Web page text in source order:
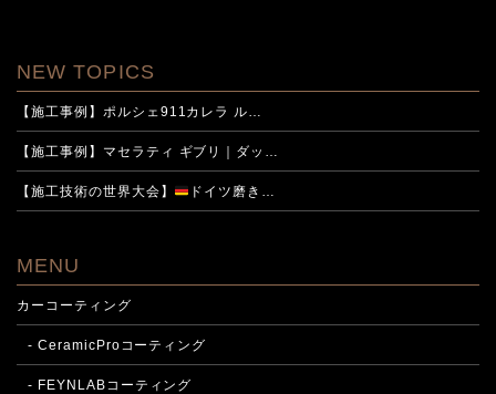
NEW TOPICS
【施工事例】ポルシェ911カレラ ル…
【施工事例】マセラティ ギブリ｜ダッ…
【施工技術の世界大会】 ドイツ磨き…
MENU
カーコーティング
- CeramicProコーティング
- FEYNLABコーティング